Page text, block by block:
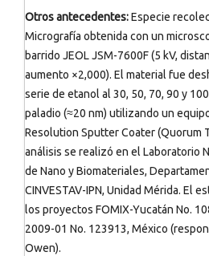
Otros antecedentes:Especie
Micrografía obtenida con un
barrido JEOL JSM-7600F (5 kV,
aumento ×2,000). El material fue
serie de etanol al 30, 50, 70, 90 y
paladio (≈20 nm) utilizando un
Resolution Sputter Coater (Quorum
análisis se realizó en el Laboratorio
de Nano y Biomateriales,
CINVESTAV-IPN, Unidad Mérida. El
los proyectos FOMIX-Yucatán No.
2009-01 No. 123913, México
Owen).